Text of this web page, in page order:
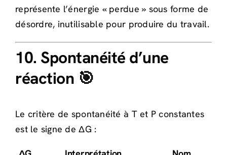
représente l’énergie « perdue » sous forme de
désordre, inutilisable pour produire du travail.
10. Spontanéité d’une
réaction 🎯
Le critère de spontanéité à T et P constantes
est le signe de ΔG :